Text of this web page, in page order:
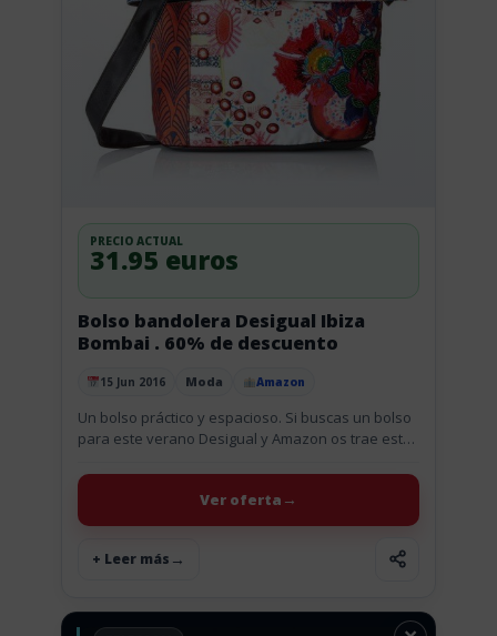
Publicado el
15 Jun 2016 Moda Amazon
Bolso bandolera Desigual Ibiza
Bombai . 60% de descuento
PRECIO ACTUAL
31.95 euros
Un bolso práctico y espacioso. Si buscas un bolso
para este verano Desigual y Amazon os trae este
+ Leer más
Ver oferta